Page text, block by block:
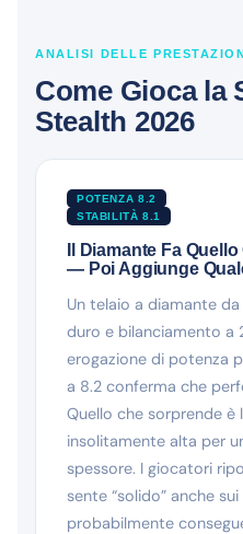
ANALISI DELLE
Come Gioca la
Stealth 2026
POTENZA 8.2
STABILITÀ 8.1
Il Diamante Fa
— Poi Aggiunge
Un telaio a diamante
duro e bilanciamento a
erogazione di potenza
a 8.2 conferma che
Quello che sorprende è
insolitamente alta per
spessore. I giocatori
sente “solido” anche
probabilmente